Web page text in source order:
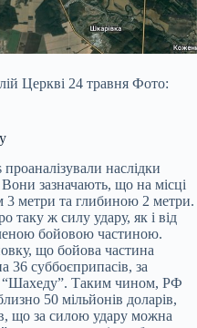
Церкві 24 травня Фото:
наслідки
зазначають, що на місці
3 метри та глибиною 2 метри.
таку ж силу удару, як і від
бойовою частиною.
що бойова частина
36 суббоєприпасів, за
“Шахеду”. Таким чином, РФ
50 мільйонів доларів,
що за силою удару можна